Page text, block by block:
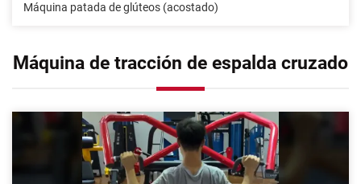
Máquina patada de glúteos (acostado)
Máquina de tracción de espalda cruzado